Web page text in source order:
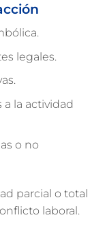
legales.
la actividad
o no
parcial o total
laboral.